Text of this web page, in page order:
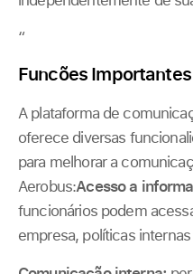
“
Funcões
A plataforma de
oferece diversas
para melhorar a
Aerobus:Acesso a
funcionários podem
empresa, políticas